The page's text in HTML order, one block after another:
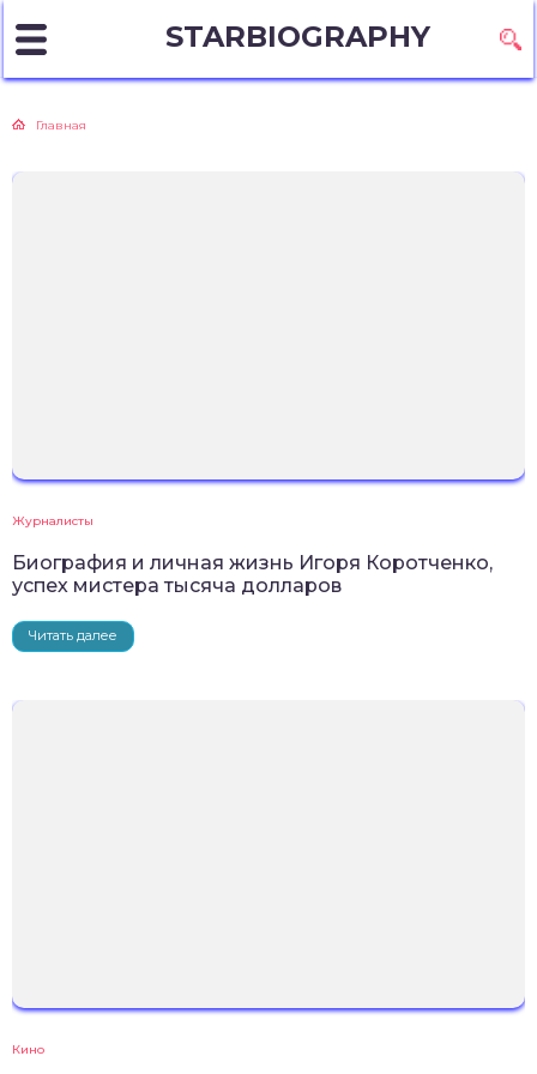
STARBIOGRAPHY
Главная
Журналисты
Биография и личная жизнь Игоря Коротченко,
успех мистера тысяча долларов
Читать далее
Кино